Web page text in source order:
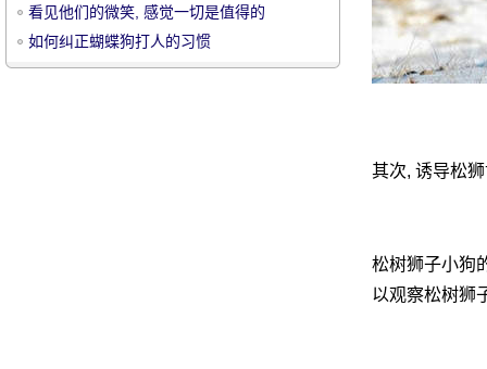
其次, 诱导松
松树狮子小狗
以观察松树狮
看见他们的微笑, 感觉一切是值得的
如何纠正蝴蝶狗打人的习惯